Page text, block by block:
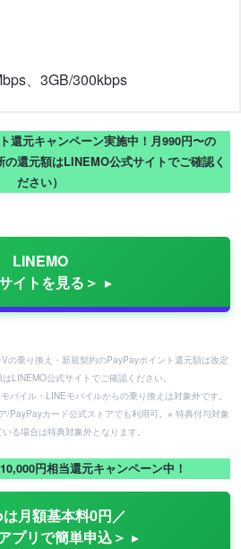
、3GB/300kbps
還元キャンペーン実施中！月990円〜の
還元額はLINEMO公式サイトでご確認く
ださい）
LINEMO
イトを見る＞
の乗り換え・新規契約のPayPayポイント還元額は改定
LINEMO公式サイトでご確認ください。
バイル・LINEモバイルからの乗り換えは対象外です。
/PayPayカード公式ストアでも利用可。※ 特典付与対象
る場合は特典対象外となります。
円相当還元キャンペーン中！
月額基本料0円／
プリで簡単申込＞